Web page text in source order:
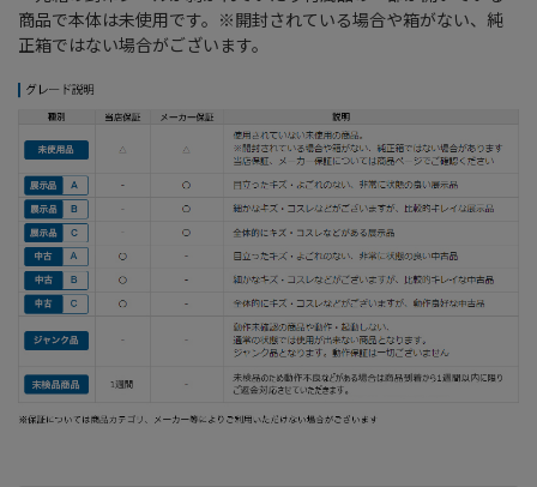
商品で本体は未使用です。※開封されている場合や箱がない、純
正箱ではない場合がございます。